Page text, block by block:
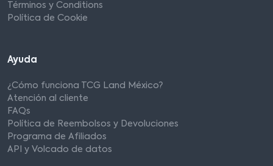
Términos y Conditions
Política de Cookie
Ayuda
¿Cómo funciona TCG Land México?
Atención al cliente
FAQs
Política de Reembolsos y Devoluciones
Programa de Afiliados
API y Volcado de datos